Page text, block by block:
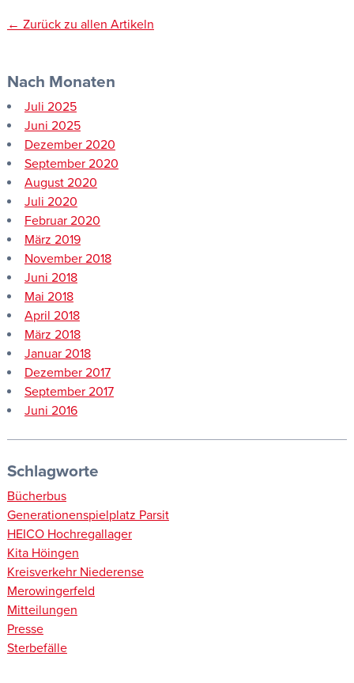
← Zurück zu allen Artikeln
Nach Monaten
Juli 2025
Juni 2025
Dezember 2020
September 2020
August 2020
Juli 2020
Februar 2020
März 2019
November 2018
Juni 2018
Mai 2018
April 2018
März 2018
Januar 2018
Dezember 2017
September 2017
Juni 2016
Schlagworte
Bücherbus
Generationenspielplatz Parsit
HEICO Hochregallager
Kita Höingen
Kreisverkehr Niederense
Merowingerfeld
Mitteilungen
Presse
Sterbefälle